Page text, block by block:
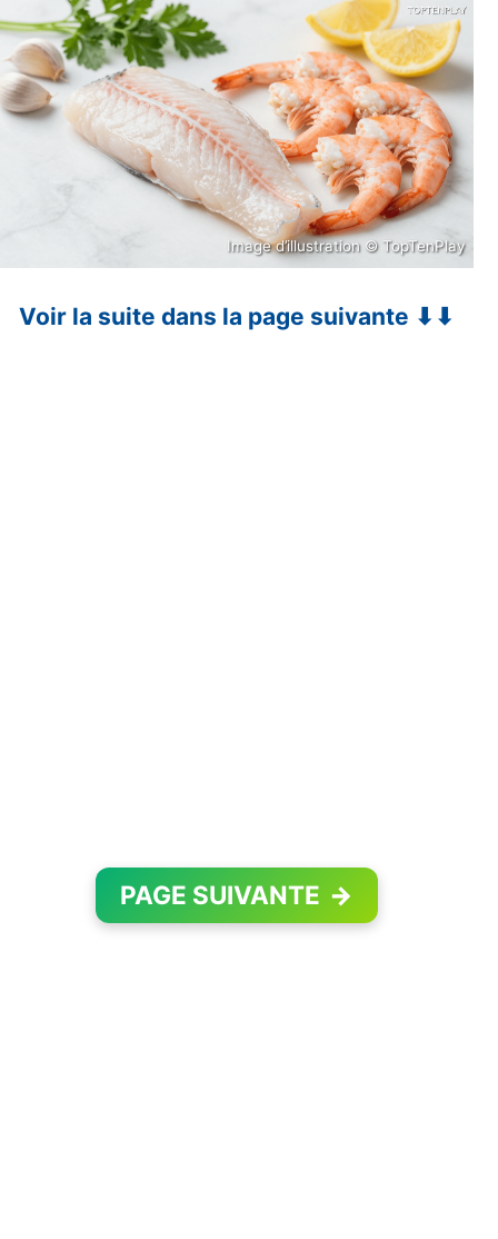
Image d’illustration © TopTenPlay
Voir la suite dans la page suivante ⬇⬇
PAGE SUIVANTE →